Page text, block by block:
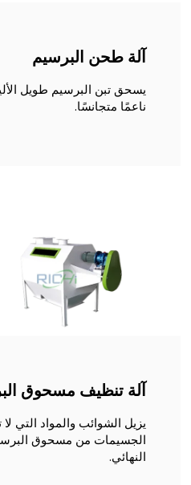
آلة طحن البرسيم
يسحق تبن البرسيم طويل
ناعمًا متجانسًا.
آلة تنظيف مسحوق
يزيل الشوائب والمواد التي
الجسيمات من مسحوق
النهائي.